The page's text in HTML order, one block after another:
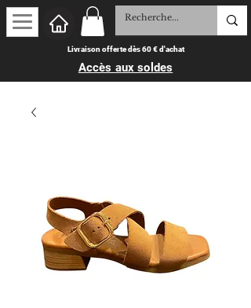
Livraison offerte dès 60 € d'achat
Accès aux soldes